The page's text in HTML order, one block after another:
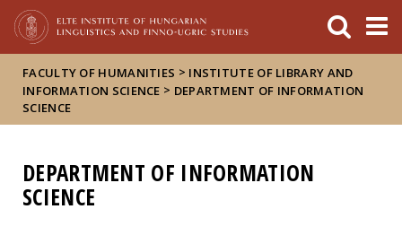
FACULTY OF HUMANITIES > INSTITUTE OF LIBRARY AND
INFORMATION SCIENCE > DEPARTMENT OF INFORMATION
SCIENCE
DEPARTMENT OF INFORMATION
SCIENCE